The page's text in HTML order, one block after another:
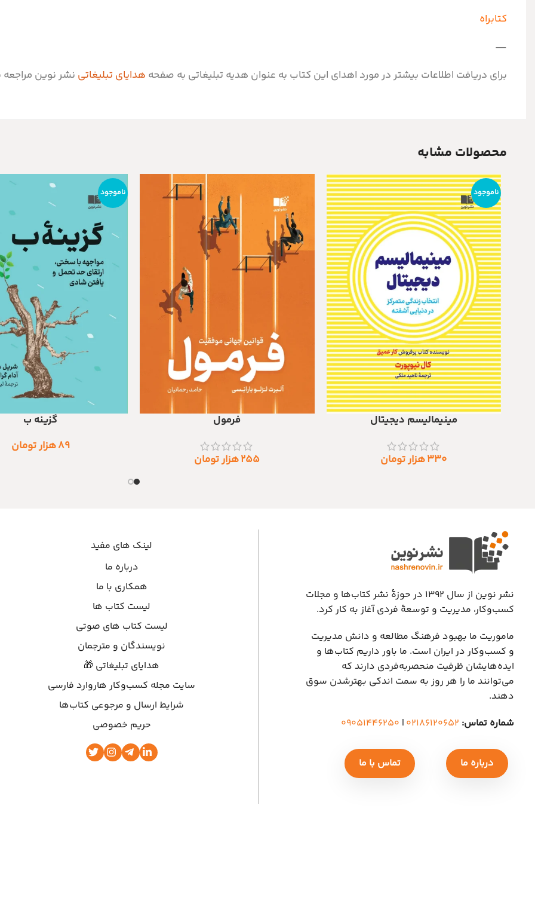
کتابراه
—
برای دریافت اطلاعات بیشتر در مورد اهدای این کتاب به عنوان هدیه تبلیغاتی به صفحه هدایای تبلیغاتی نشر نوین مراجعه
محصولات مشابه
ناموجود
اطلاعات بیشترمینیمالیسم دیجیتال
۳۳۰هزار تومان
فرمول
۲۵۵هزار تومان
ناموجود
گزینه ب
۸۹هزار تومان
نشر نوین از سال ۱۳۹۲ در حوزهٔ نشر کتاب‌ها و مجلات
کسب‌وکار، مدیریت و توسعهٔ فردی آغاز به کار کرد.
ماموریت ما بهبود فرهنگ مطالعه و دانش مدیریت
و کسب‌وکار در ایران است. ما باور داریم کتاب‌ها و
ایده‌هایشان ظرفیت منحصربه‌فردی دارند که
می‌توانند ما را هر روز به سمت اندکی بهتر‌شدن سوق
دهند.
شماره تماس: ۰۲۱۸۶۱۲۰۶۵۲ | ۰۹۰۵۱۴۴۶۲۵۰
درباره ما تماس با ما
لینک های مفید
درباره ما
همکاری با ما
لیست کتاب ها
لیست کتاب های صوتی
نویسندگان و مترجمان
هدایای تبلیغاتی 🎁
سایت مجله کسب‌وکار هاروارد فارسی
شرایط ارسال و مرجوعی کتاب‌ها
حریم خصوصی